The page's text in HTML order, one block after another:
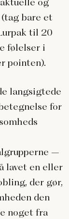
og
bare et
til 20
følelser i
pointen).
langsigtede
for
–
lavet en eller
der gør,
den
noget fra